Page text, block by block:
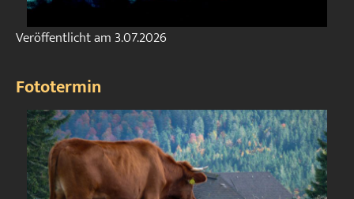
Veröffentlicht am3.07.2026
Fototermin